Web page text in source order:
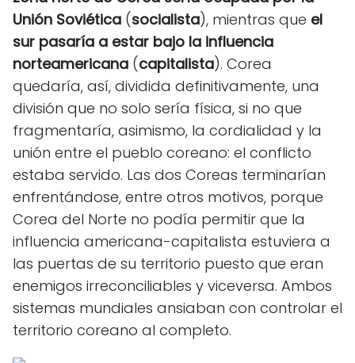
Unión Soviética (socialista), mientras que el
sur pasaría a estar bajo la influencia
norteamericana (capitalista). Corea
quedaría, así, dividida definitivamente, una
división que no solo sería física, si no que
fragmentaría, asimismo, la cordialidad y la
unión entre el pueblo coreano: el conflicto
estaba servido. Las dos Coreas terminarían
enfrentándose, entre otros motivos, porque
Corea del Norte no podía permitir que la
influencia americana-capitalista estuviera a
las puertas de su territorio puesto que eran
enemigos irreconciliables y viceversa. Ambos
sistemas mundiales ansiaban con controlar el
territorio coreano al completo.